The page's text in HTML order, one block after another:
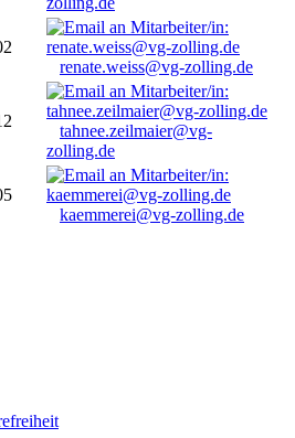
renate.weiss@vg-zolling.de
tahnee.zeilmaier@vg-
zolling.de
kaemmerei@vg-zolling.de